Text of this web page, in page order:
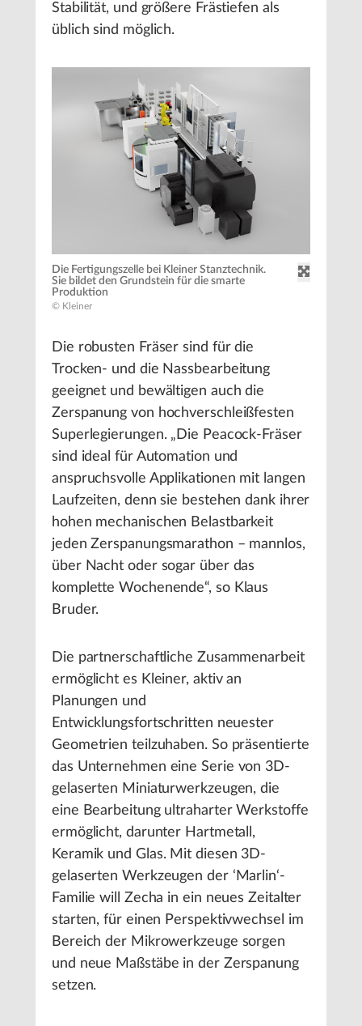
Stabilität, und größere Frästiefen als
üblich sind möglich.
Die Fertigungszelle bei Kleiner Stanztechnik.
Sie bildet den Grundstein für die smarte
Produktion
© Kleiner
Die robusten Fräser sind für die
Trocken- und die Nassbearbeitung
geeignet und bewältigen auch die
Zerspanung von hochverschleißfesten
Superlegierungen. „Die Peacock-Fräser
sind ideal für Automation und
anspruchsvolle Applikationen mit langen
Laufzeiten, denn sie bestehen dank ihrer
hohen mechanischen Belastbarkeit
jeden Zerspanungsmarathon – mannlos,
über Nacht oder sogar über das
komplette Wochenende“, so Klaus
Bruder.
Die partnerschaftliche Zusammenarbeit
ermöglicht es Kleiner, aktiv an
Planungen und
Entwicklungsfortschritten neuester
Geometrien teilzuhaben. So präsentierte
das Unternehmen eine Serie von 3D-
gelaserten Miniaturwerkzeugen, die
eine Bearbeitung ultraharter Werkstoffe
ermöglicht, darunter Hartmetall,
Keramik und Glas. Mit diesen 3D-
gelaserten Werkzeugen der ‘Marlin‘-
Familie will Zecha in ein neues Zeitalter
starten, für einen Perspektivwechsel im
Bereich der Mikrowerkzeuge sorgen
und neue Maßstäbe in der Zerspanung
setzen.